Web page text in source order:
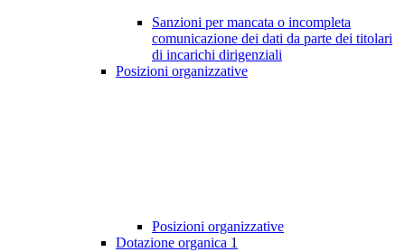
Sanzioni per mancata o incompleta
comunicazione dei dati da parte dei titolari
di incarichi dirigenziali
Posizioni organizzative
Posizioni organizzative
Dotazione organica 1